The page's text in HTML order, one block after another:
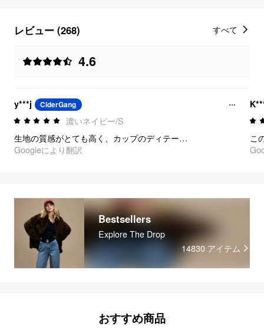
レビュー (268)
4.6
すべて
y***j CiderGang
濃いネイビー/S
生地の質感がとても高く、カップのディテールも実に柔らかいです
Googleにより翻訳
Bestsellers
Explore The Drop
14830 アイテム
おすすめ商品